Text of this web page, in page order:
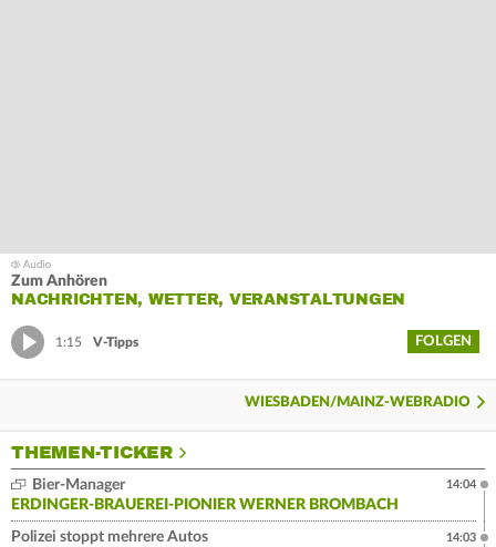
Zum Anhören
NACHRICHTEN, WETTER, VERANSTALTUNGEN
1:15 V-Tipps FOLGEN
WIESBADEN/MAINZ-WEBRADIO
THEMEN-TICKER
Bier-Manager
ERDINGER-BRAUEREI-PIONIER WERNER BROMBACH
14:04
Polizei stoppt mehrere Autos
14:03